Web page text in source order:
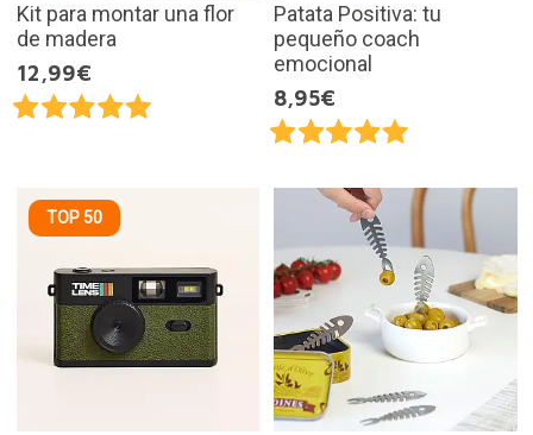
Kit para montar una flor
de madera
12,99€
Patata Positiva: tu
pequeño coach
emocional
8,95€
TOP 50